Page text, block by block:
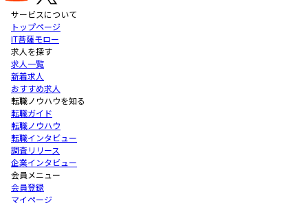
サービスについて
トップページ
IT菩薩モロー
求人を探す
求人一覧
新着求人
おすすめ求人
転職ノウハウを知る
転職ガイド
転職ノウハウ
転職インタビュー
調査リリース
企業インタビュー
会員メニュー
会員登録
マイページ